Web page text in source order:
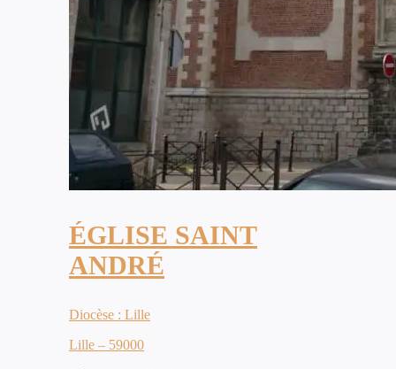
ÉGLISE SAINT
ANDRÉ
Diocèse : Lille
Lille – 59000